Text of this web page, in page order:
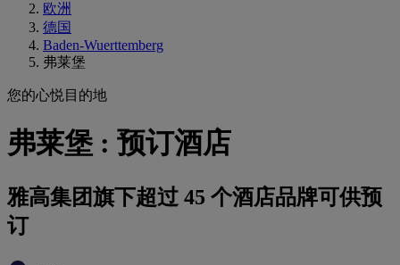
欧洲
德国
Baden-Wuerttemberg
弗莱堡
您的心悦目的地
弗莱堡 : 预订酒店
雅高集团旗下超过 45 个酒店品牌可供预
订